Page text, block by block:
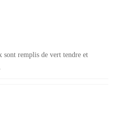
remplis de vert tendre et